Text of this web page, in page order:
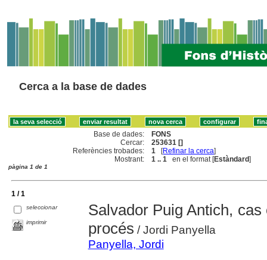
Cerca a la base de dades
Base de dades:
FONS
Cercar:
253631 []
Referències trobades:
1 [Refinar la cerca]
Mostrant:
1 .. 1 en el format [Estàndard]
pàgina 1 de 1
1 / 1
seleccionar
imprimir
Salvador Puig Antich,
procés / Jordi Panyella
Panyella, Jordi